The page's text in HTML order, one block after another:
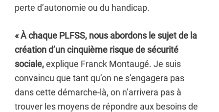
perte d’autonomie ou du handicap.
« À chaque PLFSS, nous abordons le sujet de la
création d’un cinquième risque de sécurité
sociale,explique Franck Montaugé. Je suis
convaincu que tant qu’on ne s’engagera pas
dans cette démarche-là, on n’arrivera pas à
trouver les moyens de répondre aux besoins de